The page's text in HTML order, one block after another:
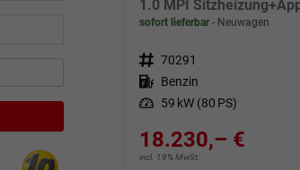
sofort lieferbar Neuwagen
Fahrzeugnr. 70291
Kraftstoff Benzin
Leistung 59 kW (80 PS)
18.230,– €
incl. 19% MwSt.